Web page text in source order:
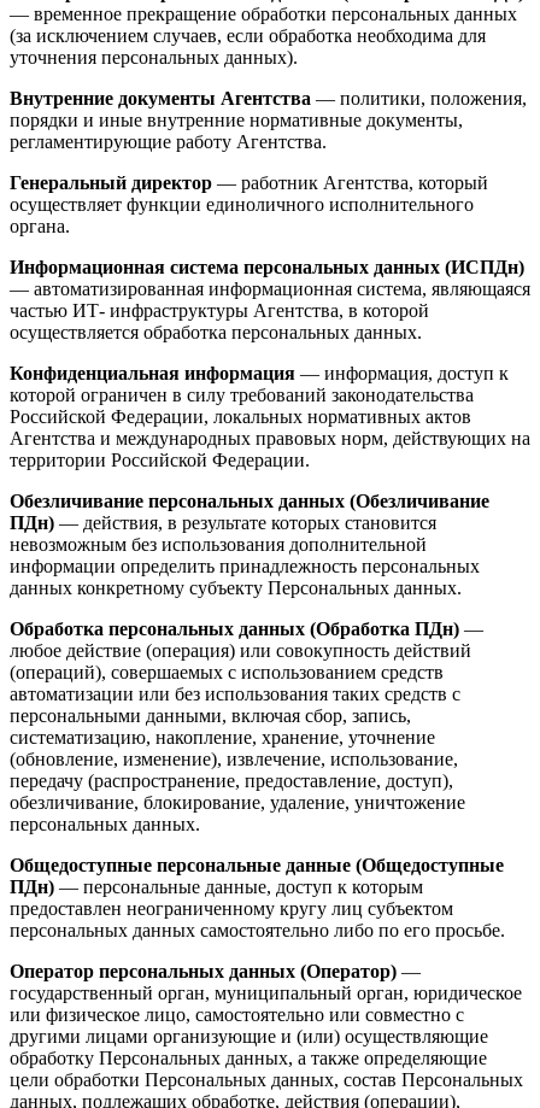
— временное прекращение обработки персональных данных
(за исключением случаев, если обработка необходима для
уточнения персональных данных).
Внутренние документы Агентства — политики, положения,
порядки и иные внутренние нормативные документы,
регламентирующие работу Агентства.
Генеральный директор — работник Агентства, который
осуществляет функции единоличного исполнительного
органа.
Информационная система персональных данных (ИСПДн)
— автоматизированная информационная система, являющаяся
частью ИТ- инфраструктуры Агентства, в которой
осуществляется обработка персональных данных.
Конфиденциальная информация — информация, доступ к
которой ограничен в силу требований законодательства
Российской Федерации, локальных нормативных актов
Агентства и международных правовых норм, действующих на
территории Российской Федерации.
Обезличивание персональных данных (Обезличивание
ПДн) — действия, в результате которых становится
невозможным без использования дополнительной
информации определить принадлежность персональных
данных конкретному субъекту Персональных данных.
Обработка персональных данных (Обработка ПДн) —
любое действие (операция) или совокупность действий
(операций), совершаемых с использованием средств
автоматизации или без использования таких средств с
персональными данными, включая сбор, запись,
систематизацию, накопление, хранение, уточнение
(обновление, изменение), извлечение, использование,
передачу (распространение, предоставление, доступ),
обезличивание, блокирование, удаление, уничтожение
персональных данных.
Общедоступные персональные данные (Общедоступные
ПДн) — персональные данные, доступ к которым
предоставлен неограниченному кругу лиц субъектом
персональных данных самостоятельно либо по его просьбе.
Оператор персональных данных (Оператор) —
государственный орган, муниципальный орган, юридическое
или физическое лицо, самостоятельно или совместно с
другими лицами организующие и (или) осуществляющие
обработку Персональных данных, а также определяющие
цели обработки Персональных данных, состав Персональных
данных, подлежащих обработке, действия (операции),